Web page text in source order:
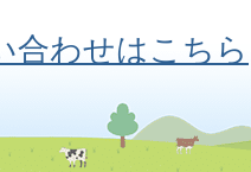
合わせはこちら